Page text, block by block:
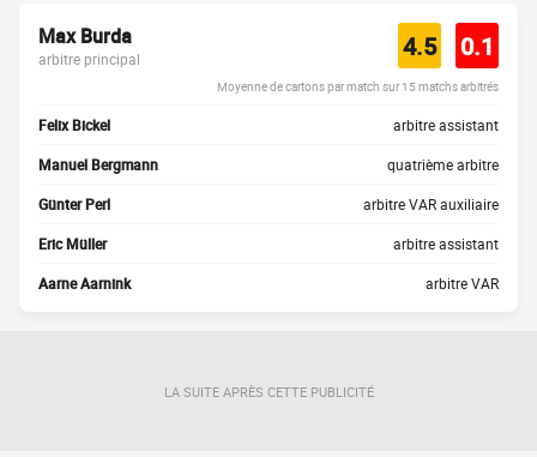
Max Burda
arbitre principal 4.5 0.1
Moyenne de cartons par match sur 15 matchs arbitrés
Felix Bickel arbitre assistant
Manuel Bergmann quatrième arbitre
Günter Perl arbitre VAR auxiliaire
Eric Müller arbitre assistant
Aarne Aarnink arbitre VAR
LA SUITE APRÈS CETTE PUBLICITÉ